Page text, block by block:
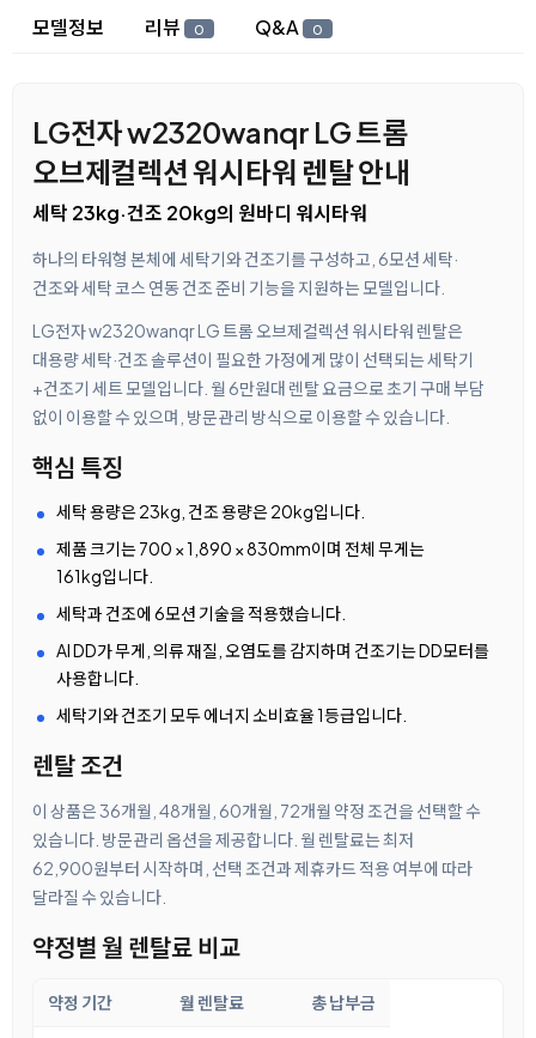
상세 정보
모델정보 리뷰 0 Q&A 0
LG전자 w2320wanqr LG 트롬
오브제컬렉션 워시타워 렌탈 안내
세탁 23kg·건조 20kg의 원바디 워시타워
하나의 타워형 본체에 세탁기와 건조기를 구성하고, 6모션 세탁·
건조와 세탁 코스 연동 건조 준비 기능을 지원하는 모델입니다.
LG전자 w2320wanqr LG 트롬 오브제컬렉션 워시타워 렌탈은
대용량 세탁·건조 솔루션이 필요한 가정에게 많이 선택되는 세탁기
+건조기 세트 모델입니다. 월 6만원대 렌탈 요금으로 초기 구매 부담
없이 이용할 수 있으며, 방문관리 방식으로 이용할 수 있습니다.
핵심 특징
세탁 용량은 23kg, 건조 용량은 20kg입니다.
제품 크기는 700 × 1,890 × 830mm이며 전체 무게는
161kg입니다.
세탁과 건조에 6모션 기술을 적용했습니다.
AI DD가 무게, 의류 재질, 오염도를 감지하며 건조기는 DD모터를
사용합니다.
세탁기와 건조기 모두 에너지 소비효율 1등급입니다.
렌탈 조건
이 상품은 36개월, 48개월, 60개월, 72개월 약정 조건을 선택할 수
있습니다. 방문관리 옵션을 제공합니다. 월 렌탈료는 최저
62,900원부터 시작하며, 선택 조건과 제휴카드 적용 여부에 따라
달라질 수 있습니다.
약정별 월 렌탈료 비교
약정 기간 월 렌탈료 총 납부금